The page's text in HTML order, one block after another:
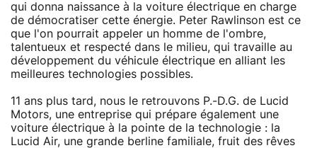
qui donna naissance à la voiture électrique en charge
de démocratiser cette énergie. Peter Rawlinson est ce
que l'on pourrait appeler un homme de l'ombre,
talentueux et respecté dans le milieu, qui travaille au
développement du véhicule électrique en alliant les
meilleures technologies possibles.
11 ans plus tard, nous le retrouvons P.-D.G. de Lucid
Motors, une entreprise qui prépare également une
voiture électrique à la pointe de la technologie : la
Lucid Air, une grande berline familiale, fruit des rêves